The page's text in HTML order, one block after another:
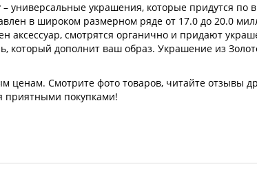
– универсальные украшения, которые придутся
в широком размерном ряде от 17.0 до 20.0
смотрятся органично и придают
который дополнит ваш образ. Украшение из
Смотрите фото товаров, читайте отзывы
приятными покупками!